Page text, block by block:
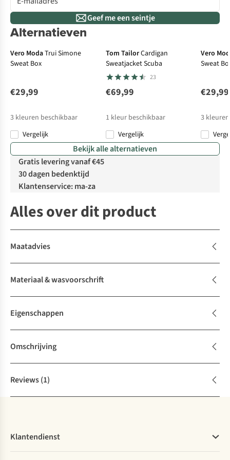
Geef me een seintje
Alternatieven
Vero ModaTrui Simone
Sweat Box
€29,99
3 kleuren beschikbaar
Vergelijk
Tom TailorCardigan
Sweatjacket Scuba
23
€69,99
1 kleur beschikbaar
Vergelijk
Vero
Sweat
€29,99
3
Bekijk alle alternatieven
Gratis levering vanaf €45
30 dagen bedenktijd
Klantenservice: ma-za
Alles over dit product
Maatadvies
Materiaal & wasvoorschrift
Eigenschappen
Omschrijving
Reviews(1)
Klantendienst